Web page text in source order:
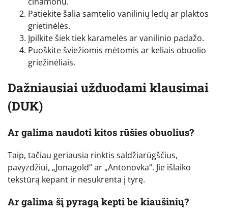
Patiekite šalia samtelio vanilinių ledų ar plaktos
grietinėlės.
Įpilkite šiek tiek karamelės ar vanilinio padažo.
Puoškite šviežiomis mėtomis ar keliais obuolio
griežinėliais.
Dažniausiai užduodami klausimai
(DUK)
Ar galima naudoti kitos rūšies obuolius?
Taip, tačiau geriausia rinktis saldžiarūgščius,
pavyzdžiui, „Jonagold“ ar „Antonovka“. Jie išlaiko
tekstūrą kepant ir nesukrenta į tyrę.
Ar galima šį pyragą kepti be kiaušinių?